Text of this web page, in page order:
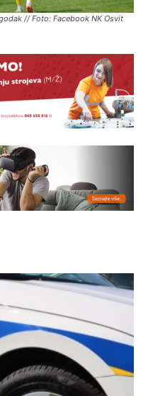
// Foto: Facebook NK Osvit